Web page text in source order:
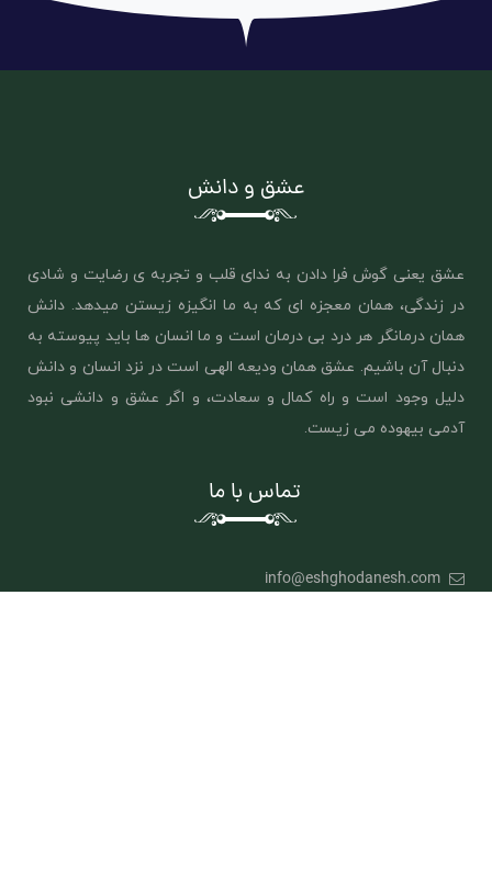
عشق و دانش
عشق یعنی گوش فرا دادن به ندای قلب و تجربه ی رضایت و شادی
در زندگی، همان معجزه ای که به ما انگیزه زیستن میدهد. دانش
همان درمانگر هر درد بی درمان است و ما انسان ها باید پیوسته به
دنبال آن باشیم. عشق همان ‌ودیعه الهی است در نزد انسان و دانش
دلیل وجود است و راه کمال و سعادت، و اگر عشق و دانشی نبود
آدمی بیهوده می زیست.
تماس با ما
info@eshghodanesh.com